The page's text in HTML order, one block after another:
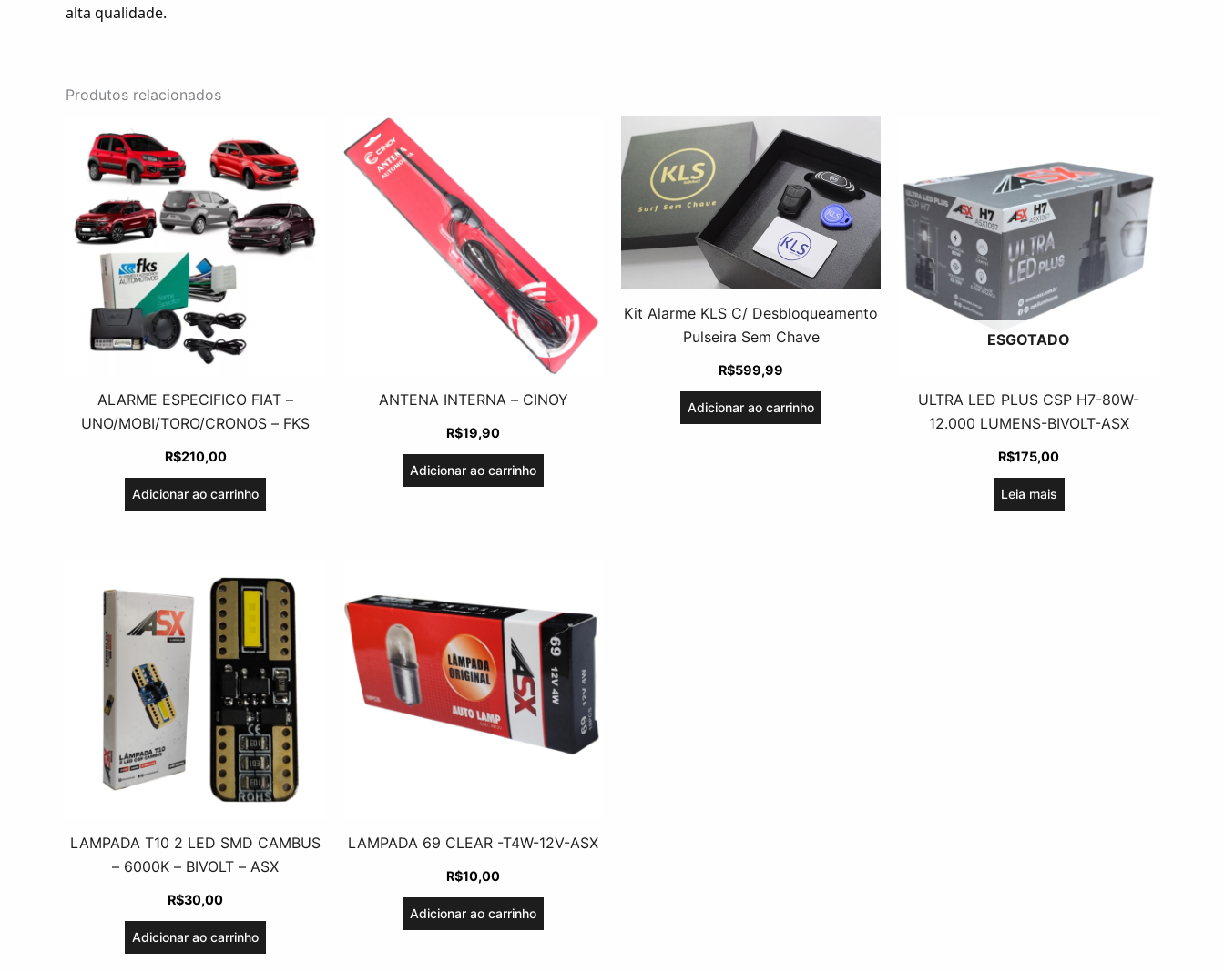
alta qualidade.
Produtos relacionados
ALARME ESPECIFICO FIAT –
UNO/MOBI/TORO/CRONOS – FKS
R$210,00
Adicionar ao carrinho
ANTENA INTERNA – CINOY
R$19,90
Adicionar ao carrinho
Kit Alarme KLS C/ Desbloqueamento
Pulseira Sem Chave
R$599,99
Adicionar ao carrinho
ESGOTADO
ULTRA LED PLUS CSP H7-80W-
12.000 LUMENS-BIVOLT-ASX
R$175,00
Leia mais
LAMPADA T10 2 LED SMD CAMBUS
– 6000K – BIVOLT – ASX
R$30,00
Adicionar ao carrinho
LAMPADA 69 CLEAR -T4W-12V-ASX
R$10,00
Adicionar ao carrinho